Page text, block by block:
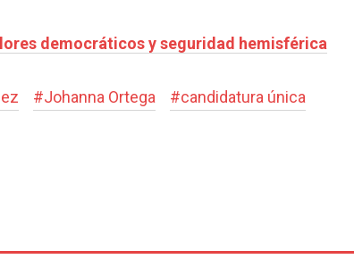
democráticos y seguridad hemisférica
#Johanna Ortega #candidatura única